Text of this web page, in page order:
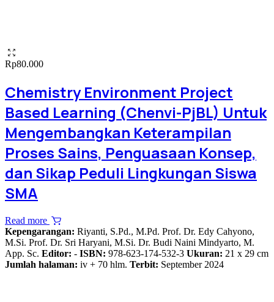
Rp80.000
Chemistry Environment Project
Based Learning (Chenvi-PjBL) Untuk
Mengembangkan Keterampilan
Proses Sains, Penguasaan Konsep,
dan Sikap Peduli Lingkungan Siswa
SMA
Read more
Kepengarangan: Riyanti, S.Pd., M.Pd. Prof. Dr. Edy Cahyono,
M.Si. Prof. Dr. Sri Haryani, M.Si. Dr. Budi Naini Mindyarto, M.
App. Sc. Editor: - ISBN: 978-623-174-532-3 Ukuran: 21 x 29 cm
Jumlah halaman: iv + 70 hlm. Terbit: September 2024